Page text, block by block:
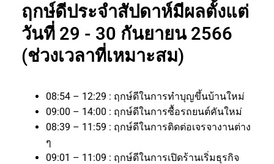
ฤกษ์ดีประจำสัปดาห์มีผลตั้งแต่
วันที่ 29 - 30 กันยายน 2566
(ช่วงเวลาที่เหมาะสม)
08:54 – 12:29 : ฤกษ์ดีในการทำบุญขึ้นบ้านใหม่
09:00 – 14:00 : ฤกษ์ดีในการซื้อรถยนต์คันใหม่
08:39 – 11:59 : ฤกษ์ดีในการติดต่อเจรจางานต่าง
ๆ
09:01 – 11:09 : ฤกษ์ดีในการเปิดร้านเริ่มธุรกิจ